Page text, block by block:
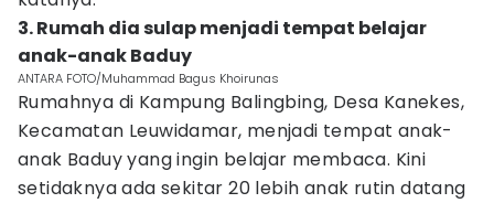
3. Rumah dia sulap menjadi tempat belajar
anak-anak Baduy
ANTARA FOTO/Muhammad Bagus Khoirunas
Rumahnya di Kampung Balingbing, Desa Kanekes,
Kecamatan Leuwidamar, menjadi tempat anak-
anak Baduy yang ingin belajar membaca. Kini
setidaknya ada sekitar 20 lebih anak rutin datang